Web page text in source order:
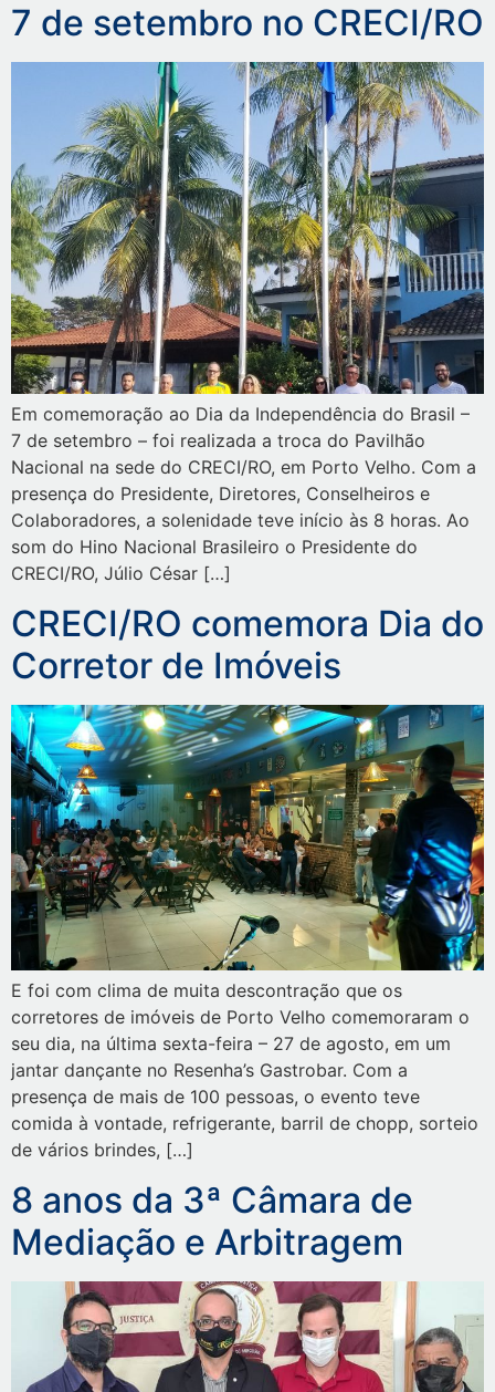
7 de setembro no CRECI/RO
Em comemoração ao Dia da Independência do Brasil –
7 de setembro – foi realizada a troca do Pavilhão
Nacional na sede do CRECI/RO, em Porto Velho. Com a
presença do Presidente, Diretores, Conselheiros e
Colaboradores, a solenidade teve início às 8 horas. Ao
som do Hino Nacional Brasileiro o Presidente do
CRECI/RO, Júlio César […]
CRECI/RO comemora Dia do
Corretor de Imóveis
E foi com clima de muita descontração que os
corretores de imóveis de Porto Velho comemoraram o
seu dia, na última sexta-feira – 27 de agosto, em um
jantar dançante no Resenha’s Gastrobar. Com a
presença de mais de 100 pessoas, o evento teve
comida à vontade, refrigerante, barril de chopp, sorteio
de vários brindes, […]
8 anos da 3ª Câmara de
Mediação e Arbitragem